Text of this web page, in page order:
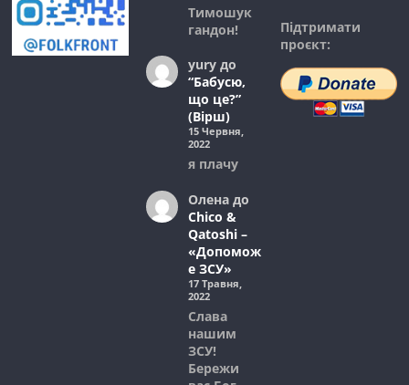
Тимошук
гандон!
yuryдо
“Бабусю,
що це?”
(Вірш)
15 Червня,
2022
я плачу
Оленадо
Chico &
Qatoshi –
«Допомож
е ЗСУ»
17 Травня,
2022
Слава
нашим
ЗСУ!
Бережи
Підтримати
проєкт: